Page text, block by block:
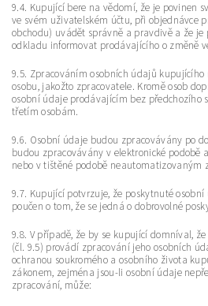
9.4. Kupující bere na vědomí, že je povinen
ve svém uživatelském účtu, při objednávce
obchodu) uvádět správně a pravdivě a že je
odkladu informovat prodávajícího o změně
9.5. Zpracováním osobních údajů
osobu, jakožto zpracovatele. Kromě osob
osobní údaje prodávajícím bez předchozího
třetím osobám.
9.6. Osobní údaje budou zpracovávány po
budou zpracovávány v elektronické podobě
nebo v tištěné podobě neautomatizovaným
9.7. Kupující potvrzuje, že poskytnuté
poučen o tom, že se jedná o dobrovolné
9.8. V případě, že by se kupující domníval,
(čl. 9.5) provádí zpracování jeho osobních
ochranou soukromého a osobního života
zákonem, zejména jsou-li osobní údaje
zpracování, může: